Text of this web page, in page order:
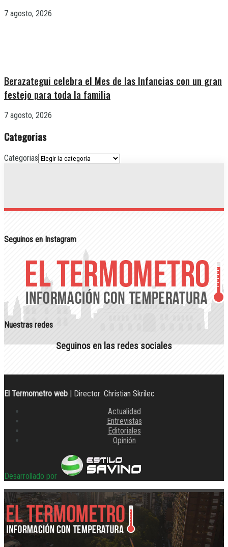
7 agosto, 2026
Berazategui celebra el Mes de las Infancias con un gran
festejo para toda la familia
7 agosto, 2026
Categorias
Categorias
Seguinos en Instagram
Nuestras redes
Seguinos en las redes sociales
El Termometro web | Director: Christian Skrilec
Actualidad
Entrevistas
Editoriales
Opinión
Desarrollado por